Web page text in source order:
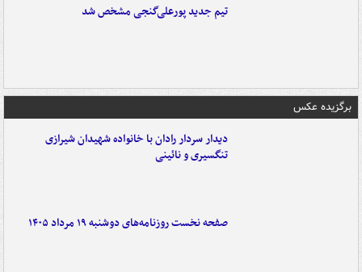
تیم جدید پورعلی‌گنجی مشخص شد
برگزیده عکس
دیدار سردار رادان با خانواده‌ شهیدان شیرازی
تنگسیری و نائینی
صفحه نخست روزنامه‌های دوشنبه ۱۹ مرداد ۱۴۰۵